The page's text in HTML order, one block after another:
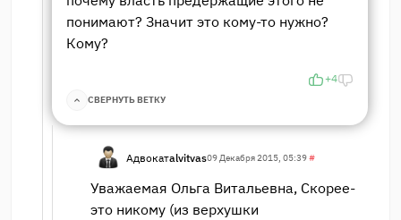
понимают? Значит это кому-то нужно?
Кому?
+4
СВЕРНУТЬ ВЕТКУ
Адвокатalvitvas09 Декабря 2015, 05:39#
Уважаемая Ольга Витальевна, Скорее-
это никому (из верхушки